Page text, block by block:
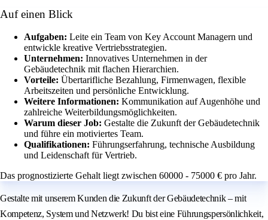
Auf einen Blick
Aufgaben: Leite ein Team von Key Account Managern und
entwickle kreative Vertriebsstrategien.
Unternehmen: Innovatives Unternehmen in der
Gebäudetechnik mit flachen Hierarchien.
Vorteile: Übertarifliche Bezahlung, Firmenwagen, flexible
Arbeitszeiten und persönliche Entwicklung.
Weitere Informationen: Kommunikation auf Augenhöhe und
zahlreiche Weiterbildungsmöglichkeiten.
Warum dieser Job: Gestalte die Zukunft der Gebäudetechnik
und führe ein motiviertes Team.
Qualifikationen: Führungserfahrung, technische Ausbildung
und Leidenschaft für Vertrieb.
Das prognostizierte Gehalt liegt zwischen 60000 - 75000 € pro Jahr.
Gestalte mit unserem Kunden die Zukunft der Gebäudetechnik – mit
Kompetenz, System und Netzwerk! Du bist eine Führungspersönlichkeit,